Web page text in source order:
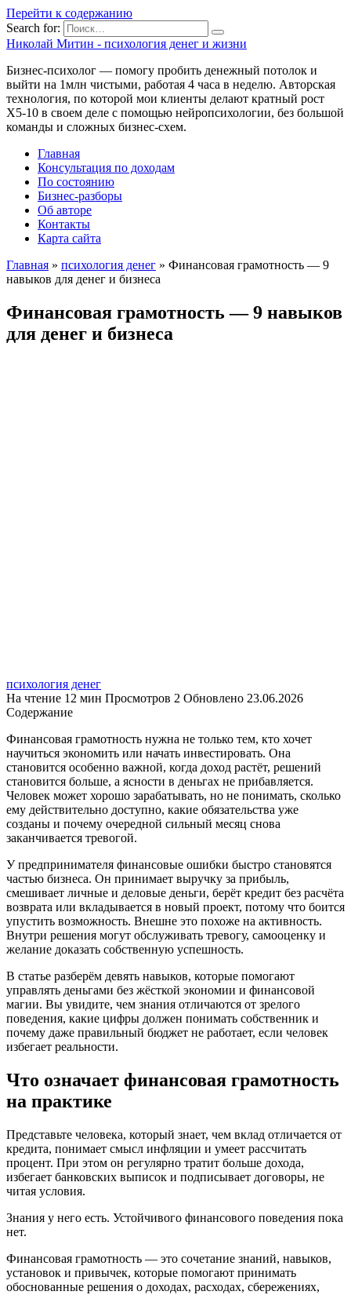
Перейти к содержанию
Search for:
Николай Митин - психология денег и жизни
Бизнес-психолог — помогу пробить денежный потолок и
выйти на 1млн чистыми, работая 4 часа в неделю. Авторская
технология, по которой мои клиенты делают кратный рост
Х5-10 в своем деле с помощью нейропсихологии, без большой
команды и сложных бизнес-схем.
Главная
Консультация по доходам
По состоянию
Бизнес-разборы
Об авторе
Контакты
Карта сайта
Главная » психология денег » Финансовая грамотность — 9
навыков для денег и бизнеса
Финансовая грамотность — 9 навыков
для денег и бизнеса
психология денег
На чтение 12 мин Просмотров 2 Обновлено 23.06.2026
Содержание
Финансовая грамотность нужна не только тем, кто хочет
научиться экономить или начать инвестировать. Она
становится особенно важной, когда доход растёт, решений
становится больше, а ясности в деньгах не прибавляется.
Человек может хорошо зарабатывать, но не понимать, сколько
ему действительно доступно, какие обязательства уже
созданы и почему очередной сильный месяц снова
заканчивается тревогой.
У предпринимателя финансовые ошибки быстро становятся
частью бизнеса. Он принимает выручку за прибыль,
смешивает личные и деловые деньги, берёт кредит без расчёта
возврата или вкладывается в новый проект, потому что боится
упустить возможность. Внешне это похоже на активность.
Внутри решения могут обслуживать тревогу, самооценку и
желание доказать собственную успешность.
В статье разберём девять навыков, которые помогают
управлять деньгами без жёсткой экономии и финансовой
магии. Вы увидите, чем знания отличаются от зрелого
поведения, какие цифры должен понимать собственник и
почему даже правильный бюджет не работает, если человек
избегает реальности.
Что означает финансовая грамотность
на практике
Представьте человека, который знает, чем вклад отличается от
кредита, понимает смысл инфляции и умеет рассчитать
процент. При этом он регулярно тратит больше дохода,
избегает банковских выписок и подписывает договоры, не
читая условия.
Знания у него есть. Устойчивого финансового поведения пока
нет.
Финансовая грамотность — это сочетание знаний, навыков,
установок и привычек, которые помогают принимать
обоснованные решения о доходах, расходах, сбережениях,